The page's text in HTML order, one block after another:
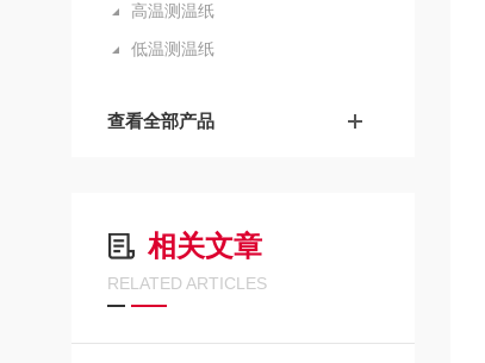
高温测温纸
低温测温纸
查看全部产品
相关文章
RELATED ARTICLES